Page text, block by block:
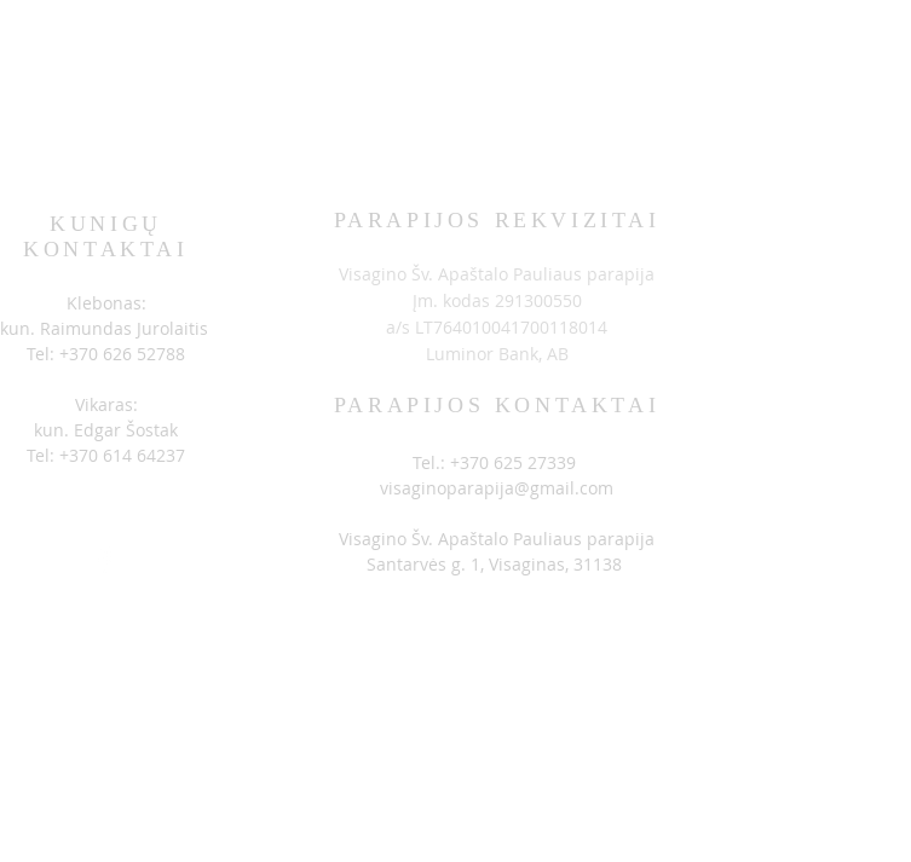
KUNIGŲ
KONTAKTAI
Klebonas:
kun. Raimundas Jurolaitis
Tel: +370 626 52788
Vikaras:
kun. Edgar Šostak
Tel: +370 614 64237
PARAPIJOS REKVIZITAI
Visagino Šv. Apaštalo Pauliaus parapija
Įm. kodas 291300550
a/s LT764010041700118014
Luminor Bank, AB
PARAPIJOS KONTAKTAI
Tel.: +370 625 27339
visaginoparapija@gmail.com
Visagino Šv. Apaštalo Pauliaus parapija
Santarvės g. 1, Visaginas, 31138